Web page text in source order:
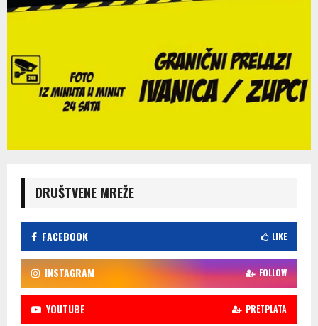
DRUŠTVENE MREŽE
FACEBOOK LIKE
INSTAGRAM FOLLOW
YOUTUBE PRETPLATA